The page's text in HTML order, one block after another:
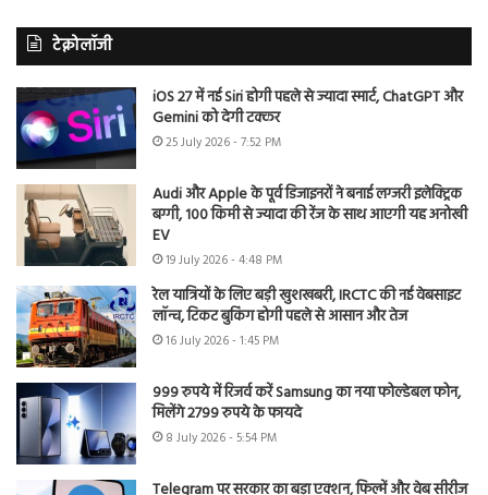
टेक्नोलॉजी
iOS 27 में नई Siri होगी पहले से ज्यादा स्मार्ट, ChatGPT और
Gemini को देगी टक्कर
25 July 2026 - 7:52 PM
Audi और Apple के पूर्व डिजाइनरों ने बनाई लग्जरी इलेक्ट्रिक
बग्गी, 100 किमी से ज्यादा की रेंज के साथ आएगी यह अनोखी
EV
19 July 2026 - 4:48 PM
रेल यात्रियों के लिए बड़ी खुशखबरी, IRCTC की नई वेबसाइट
लॉन्च, टिकट बुकिंग होगी पहले से आसान और तेज
16 July 2026 - 1:45 PM
999 रुपये में रिजर्व करें Samsung का नया फोल्डेबल फोन,
मिलेंगे 2799 रुपये के फायदे
8 July 2026 - 5:54 PM